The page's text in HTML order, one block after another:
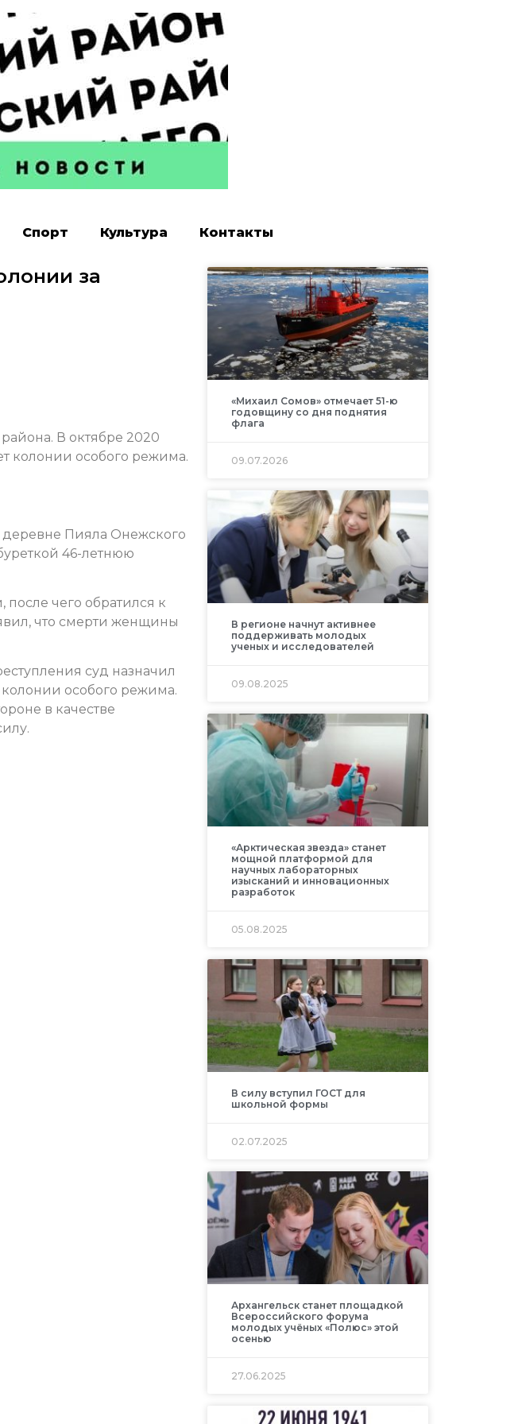
Спорт Культура Контакты
за
В октябре 2020
колонии особого режима.
деревне Пияла Онежского
46-летнюю
чего обратился к
что смерти женщины
суд назначил
особого режима.
в качестве
«Михаил Сомов» отмечает 51-ю
годовщину со дня поднятия
флага
09.07.2026
В регионе начнут активнее
поддерживать молодых
ученых и исследователей
09.08.2025
«Арктическая звезда» станет
мощной платформой для
научных лабораторных
изысканий и инновационных
разработок
05.08.2025
В силу вступил ГОСТ для
школьной формы
02.07.2025
Архангельск станет площадкой
Всероссийского форума
молодых учёных «Полюс» этой
осенью
27.06.2025